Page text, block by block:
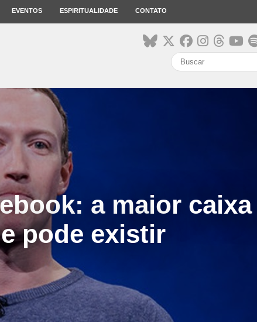
EVENTOS ESPIRITUALIDADE CONTATO
a maior caixa
pode existir